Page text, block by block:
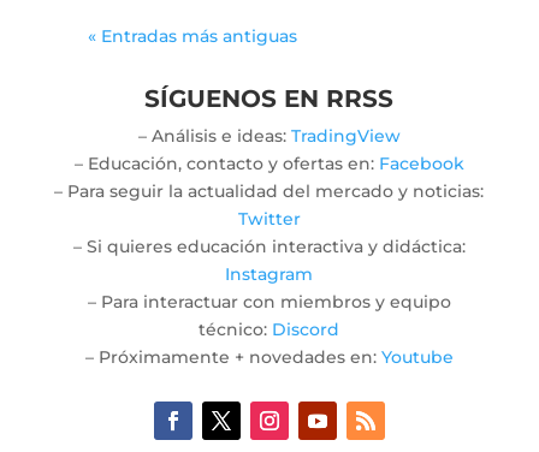
« Entradas más antiguas
SÍGUENOS EN RRSS
– Análisis e ideas: TradingView
– Educación, contacto y ofertas en: Facebook
– Para seguir la actualidad del mercado y noticias:
Twitter
– Si quieres educación interactiva y didáctica:
Instagram
– Para interactuar con miembros y equipo
técnico: Discord
– Próximamente + novedades en: Youtube